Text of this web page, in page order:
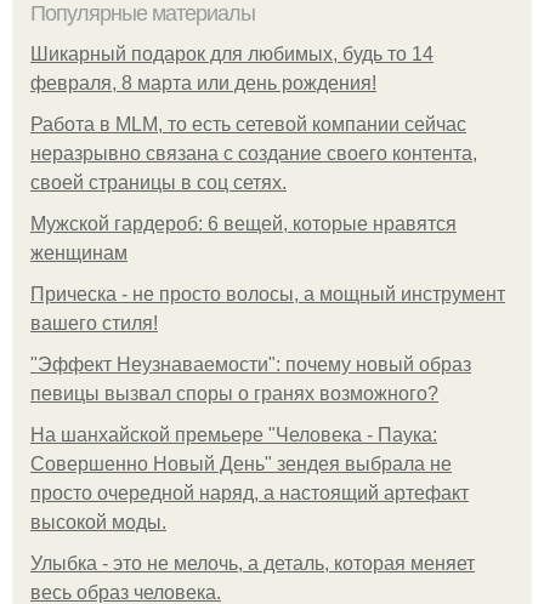
Популярные материалы
Шикарный подарок для любимых, будь то 14
февраля, 8 марта или день рождения!
Работа в MLM, то есть сетевой компании сейчас
неразрывно связана с создание своего контента,
своей страницы в соц сетях.
Мужской гардероб: 6 вещей, которые нравятся
женщинам
Прическа - не просто волосы, а мощный инструмент
вашего стиля!
"Эффект Неузнаваемости": почему новый образ
певицы вызвал споры о гранях возможного?
На шанхайской премьере "Человека - Паука:
Совершенно Новый День" зендея выбрала не
просто очередной наряд, а настоящий артефакт
высокой моды.
Улыбка - это не мелочь, а деталь, которая меняет
весь образ человека.